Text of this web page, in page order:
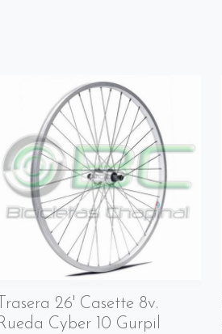
Trasera 26' Casette 8v.
Rueda Cyber 10 Gurpil